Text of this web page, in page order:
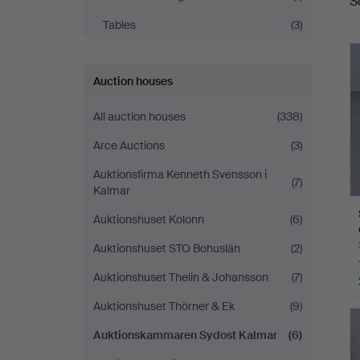
Tables
(3)
Auction houses
All auction houses
(338)
Arce Auctions
(3)
Auktionsfirma Kenneth Svensson i
Kalmar
(7)
Auktionshuset Kolonn
(6)
Auktionshuset STO Bohuslän
(2)
Auktionshuset Thelin & Johansson
(7)
Auktionshuset Thörner & Ek
(9)
Auktionskammaren Sydost Kalmar
(6)